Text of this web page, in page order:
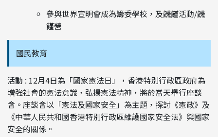
參與世界宣明會成為籌委學校，及饑饉活動/饑
饉營
國民教育
活動 : 12月4日為「國家憲法日」，香港特別行政區政府為
增強社會的憲法意識，弘揚憲法精神，將於當天舉行座談
會。座談會以「憲法及國家安全」為主題，探討《憲政》及
《中華人民共和國香港特別行政區維護國家安全法》與國家
安全的關係。